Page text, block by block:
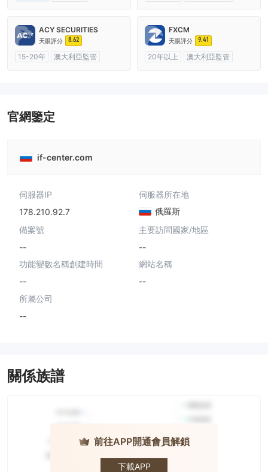
主標MT4
ACY SECURITIES
天眼評分 8.62
15-20年
澳大利亞監管
FXCM
天眼評分 9.41
20年以上
澳大利亞監管
官網鑒定
if-center.com
伺服器IP
178.210.92.7
伺服器所在地
俄羅斯
備案號
--
主要訪問國家/地區
--
功能變數名稱創建時間
--
網站名稱
--
所屬公司
--
關係族譜
前往APP開通會員解鎖
下載APP